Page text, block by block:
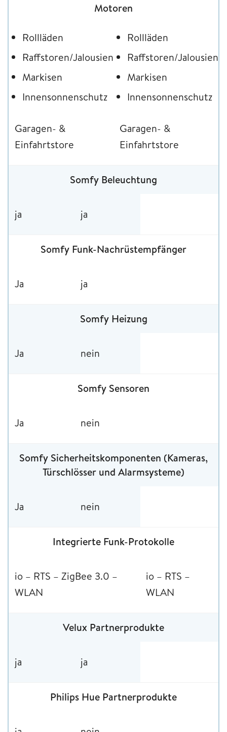
Motoren
Rollläden
Raffstoren/Jalousien
Markisen
Innensonnenschutz
Garagen- &
Einfahrtstore
Rollläden
Raffstoren/Jalousien
Markisen
Innensonnenschutz
Garagen- &
Einfahrtstore
Somfy Beleuchtung
ja ja
Somfy Funk-Nachrüstempfänger
Ja ja
Somfy Heizung
Ja nein
Somfy Sensoren
Ja nein
Somfy Sicherheitskomponenten (Kameras,
Türschlösser und Alarmsysteme)
Ja nein
Integrierte Funk-Protokolle
io – RTS – ZigBee 3.0 –
WLAN
io – RTS –
WLAN
Velux Partnerprodukte
ja ja
Philips Hue Partnerprodukte